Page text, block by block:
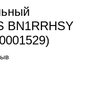
BN1RRHSY